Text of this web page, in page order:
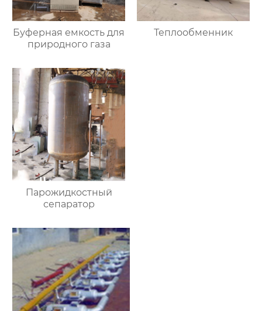
Буферная емкость для
природного газа
Теплообменник
Парожидкостный
сепаратор